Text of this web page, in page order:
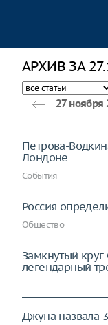
АРХИВ ЗА
27 ноября
Петрова-
Лондоне
События
Россия
Общество
Замкнутый круг
легендарный
Джуна назвала